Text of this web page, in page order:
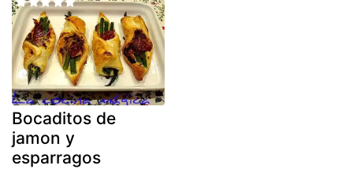
Bocaditos de
jamon y
esparragos